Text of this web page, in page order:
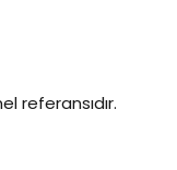
referansıdır.